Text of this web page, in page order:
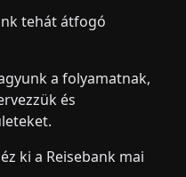
tehát átfogó
a folyamatnak,
és
ki a Reisebank mai